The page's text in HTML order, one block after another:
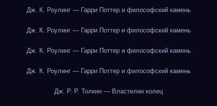
Дж. К. Роулинг — Гарри Поттер и философский камень
Дж. К. Роулинг — Гарри Поттер и философский камень
Дж. К. Роулинг — Гарри Поттер и философский камень
Дж. К. Роулинг — Гарри Поттер и философский камень
Дж. Р. Р. Толкин — Властелин колец